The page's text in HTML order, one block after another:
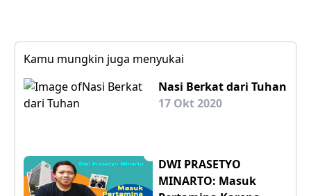
Kamu mungkin juga menyukai
Nasi Berkat dari Tuhan
17 Okt 2020
DWI PRASETYO
MINARTO: Masuk